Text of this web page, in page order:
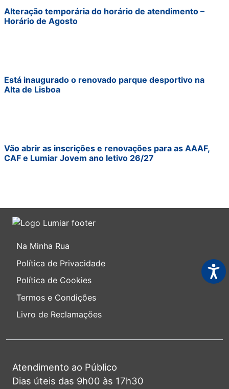
Alteração temporária do horário de atendimento –
Horário de Agosto
Está inaugurado o renovado parque desportivo na
Alta de Lisboa
Vão abrir as inscrições e renovações para as AAAF,
CAF e Lumiar Jovem ano letivo 26/27
Na Minha Rua
Política de Privacidade
Política de Cookies
Termos e Condições
Livro de Reclamações
Atendimento ao Público
Dias úteis das 9h00 às 17h30